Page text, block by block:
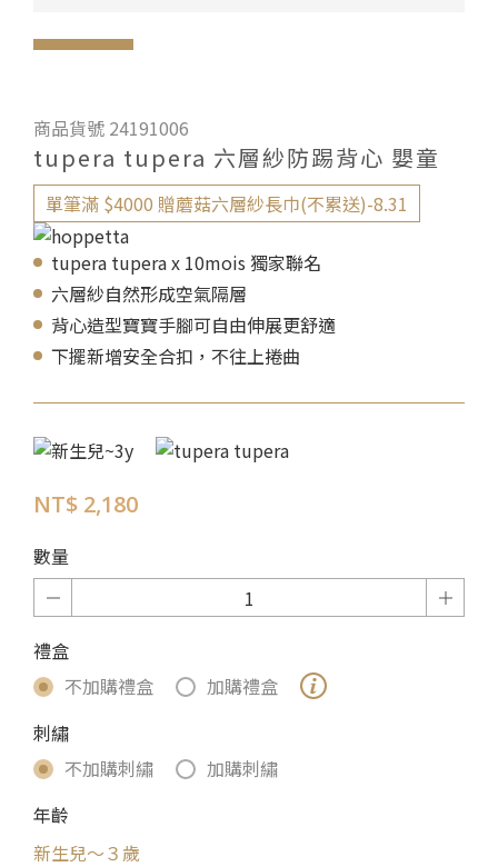
商品貨號 24191006
tupera tupera 六層紗防踢背心 嬰童
單筆滿 $4000 贈蘑菇六層紗長巾(不累送)-8.31
tupera tupera x 10mois 獨家聯名
六層紗自然形成空氣隔層
背心造型寶寶手腳可自由伸展更舒適
下擺新增安全合扣，不往上捲曲
NT$ 2,180
數量
禮盒
不加購禮盒
加購禮盒
刺繡
不加購刺繡
加購刺繡
年齡
新生兒～３歲